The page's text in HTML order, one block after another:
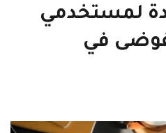
لمستخدمي
في